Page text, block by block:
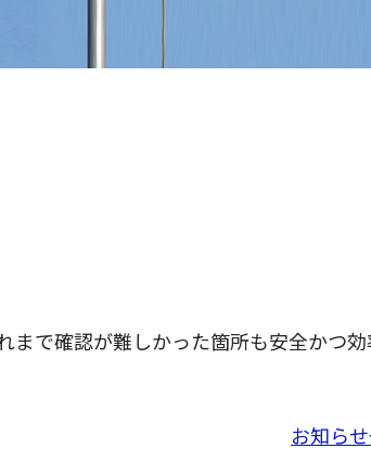
まで確認が難しかった箇所も安全かつ
お知ら